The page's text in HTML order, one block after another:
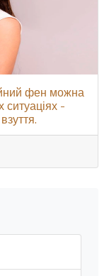
фен можна
ситуаціях -